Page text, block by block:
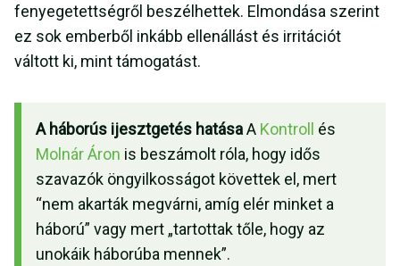
fenyegetettségről beszélhettek. Elmondása szerint
ez sok emberből inkább ellenállást és irritációt
váltott ki, mint támogatást.
A háborús ijesztgetés hatásaA Kontroll és
Molnár Áron is beszámolt róla, hogy idős
szavazók öngyilkosságot követtek el, mert
“nem akarták megvárni, amíg elér minket a
háború” vagy mert „tartottak tőle, hogy az
unokáik háborúba mennek”.